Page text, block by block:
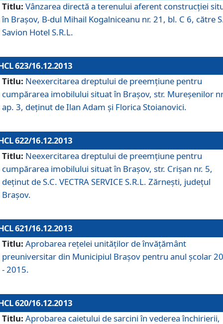
Titlu: Vânzarea directă a terenului aferent construcţiei
în Braşov, B-dul Mihail Kogalniceanu nr. 21, bl. C 6, către
Savion Hotel S.R.L.
623/16.12.2013
Titlu: Neexercitarea dreptului de preemţiune pentru
cumpărarea imobilului situat în Braşov, str. Mureşenilor
ap. 3, deţinut de Ilan Adam şi Florica Stoianovici.
622/16.12.2013
Titlu: Neexercitarea dreptului de preemţiune pentru
cumpărarea imobilului situat în Braşov, str. Crişan nr. 5,
deţinut de S.C. VECTRA SERVICE S.R.L. Zărneşti, judeţul
Braşov.
621/16.12.2013
Titlu: Aprobarea reţelei unităţilor de învăţământ
preuniversitar din Municipiul Braşov pentru anul şcolar
- 2015.
620/16.12.2013
Titlu: Aprobarea caietului de sarcini în vederea închirierii,